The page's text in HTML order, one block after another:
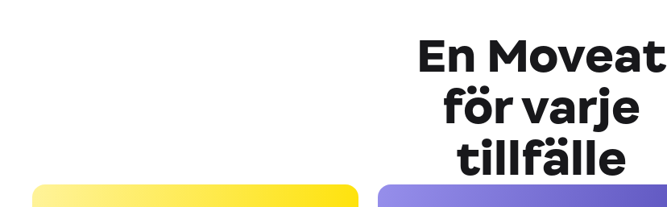
En Moveat
för varje
tillfälle